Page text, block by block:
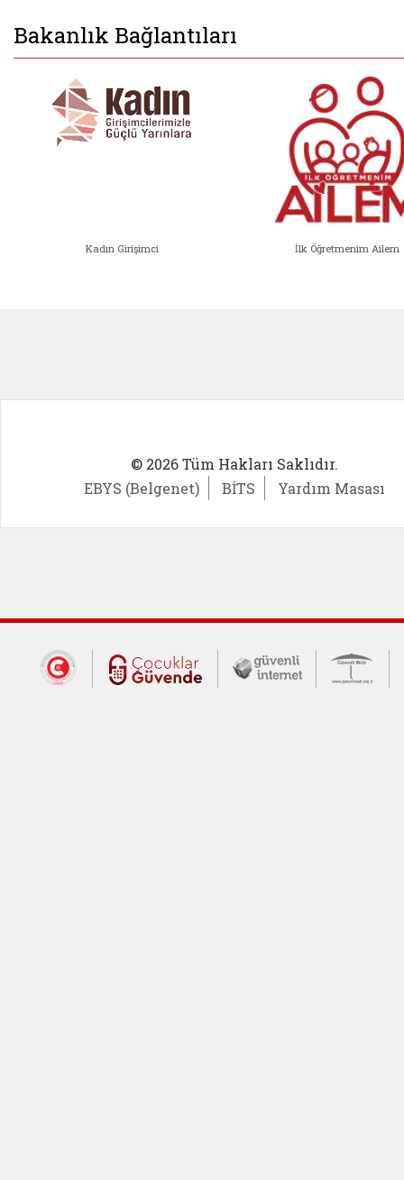
Bakanlık Bağlantıları
Kadın Girişimci İlk Öğretmenim Ailem
© 2026 Tüm Hakları Saklıdır.
EBYS (Belgenet)
BİTS Yardım Masası
Dış Bağlantılar
Cumhurbaşkanlığı İletişim Merkezi
Çocuklar Güvende (yeni
Güvenli